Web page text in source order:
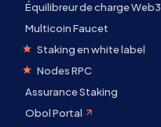
Équilibreur de charge Web3
Multicoin Faucet
Staking en white label
Nodes RPC
Assurance Staking
Obol Portal